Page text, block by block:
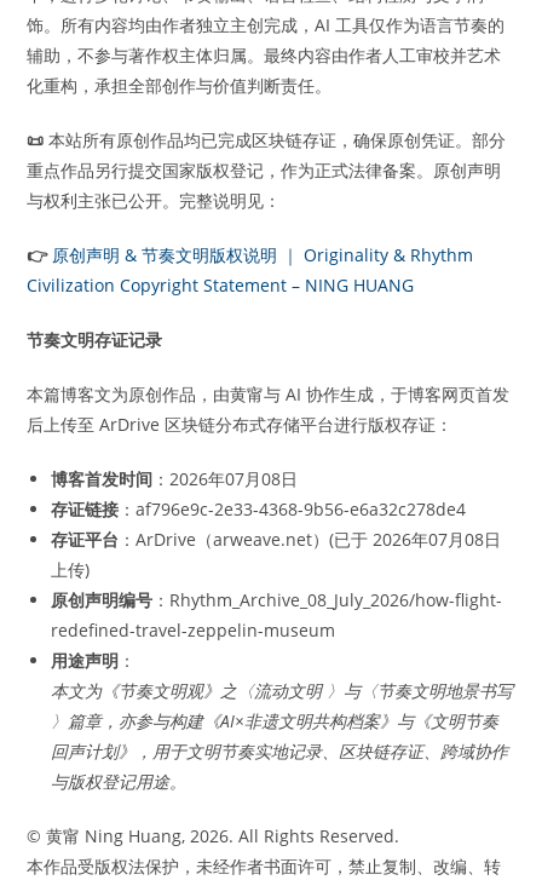
饰。所有内容均由作者独立主创完成，AI 工具仅作为语言节奏的
辅助，不参与著作权主体归属。最终内容由作者人工审校并艺术
化重构，承担全部创作与价值判断责任。
📜 本站所有原创作品均已完成区块链存证，确保原创凭证。部分
重点作品另行提交国家版权登记，作为正式法律备案。原创声明
与权利主张已公开。完整说明见：
👉 原创声明 & 节奏文明版权说明 ｜ Originality & Rhythm
Civilization Copyright Statement – NING HUANG
节奏文明存证记录
本篇博客文为原创作品，由黄甯与 AI 协作生成，于博客网页首发
后上传至 ArDrive 区块链分布式存储平台进行版权存证：
博客首发时间 ：2026年07月08日
存证链接 ：af796e9c-2e33-4368-9b56-e6a32c278de4
存证平台 ：ArDrive（arweave.net）(已于 2026年07月08日
上传)
原创声明编号 ：Rhythm_Archive_08_July_2026/how-flight-
redefined-travel-zeppelin-museum
用途声明 ：
本文为《节奏文明观》之〈流动文明 〉与〈节奏文明地景书写
〉篇章，亦参与构建《AI×非遗文明共构档案》与《文明节奏
回声计划》，用于文明节奏实地记录、区块链存证、跨域协作
与版权登记用途。
© 黄甯 Ning Huang, 2026. All Rights Reserved.
本作品受版权法保护，未经作者书面许可，禁止复制、改编、转